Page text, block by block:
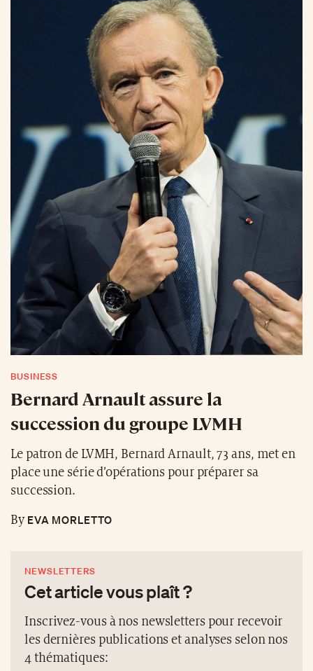
BUSINESS
Bernard Arnault assure la
succession du groupe LVMH
Le patron de LVMH, Bernard Arnault, 73 ans, met en
place une série d’opérations pour préparer sa
succession.
ByEVA MORLETTO
NEWSLETTERS
Cet article vous plaît ?
Inscrivez-vous à nos newsletters pour recevoir
les dernières publications et analyses selon nos
4 thématiques: